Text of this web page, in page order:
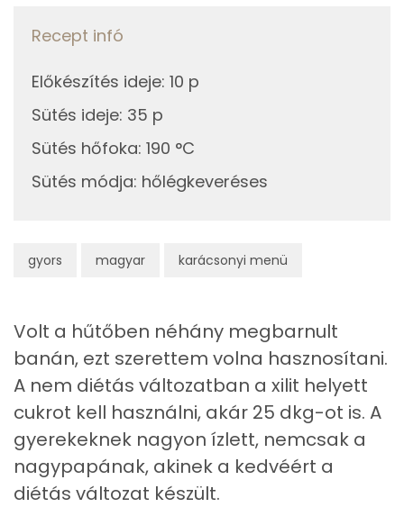
gyors magyar karácsonyi menü
0g szódabikarbóna
100g banán
0g vanília
0g
fahéj
8gmazsola
25 kcal
8g vörösáfonya
4 kcal
8g aszalt szilva
20 kcal
8gdió 55 kcal
Szelén
C vitamin:
E vitamin:
B6 vitamin:
Fehérje
Összesen 13.5 g
Zsír
Összesen
Telített zsírsav
Recept infó
Előkészítés ideje: 10 p
Sütés ideje: 35 p
Sütés hőfoka: 190 °C
Sütés módja: hőlégkeveréses
Volt a hűtőben néhány megbarnult
banán, ezt szerettem volna hasznosítani.
A nem diétás változatban a xilit helyett
cukrot kell használni, akár 25 dkg-ot is. A
gyerekeknek nagyon ízlett, nemcsak a
nagypapának, akinek a kedvéért a
diétás változat készült.